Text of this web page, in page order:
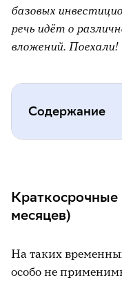
базовых
речь идёт о
вложений. Поехали!
Содержание
до года)
лет)
Краткосрочные
месяцев)
На таких
особо не